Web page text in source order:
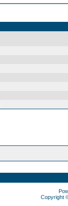
Copyright